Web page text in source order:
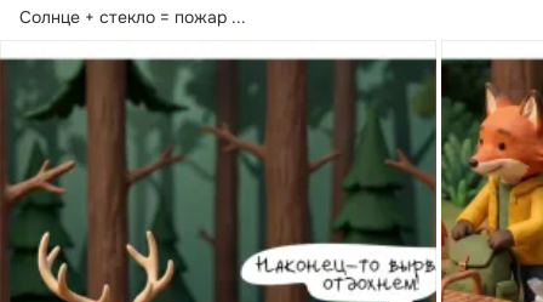
Солнце + стекло = пожар ...